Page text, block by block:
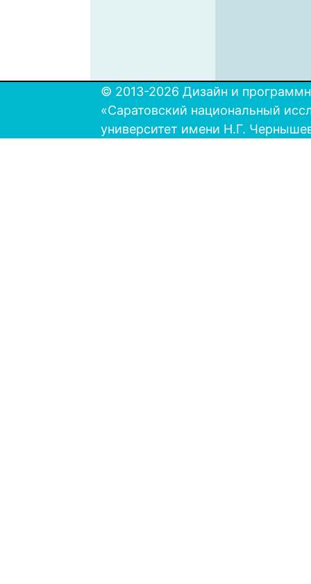
© 2013-2026 Дизайн и
«Саратовский национальный
университет имени Н.Г.